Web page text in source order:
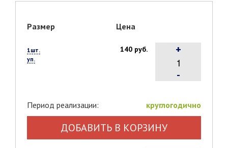
Размер Цена
1шт.
уп.
140 руб.
-
+
Период реализации: круглогодично
ДОБАВИТЬ В КОРЗИНУ